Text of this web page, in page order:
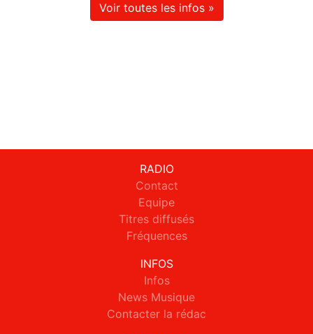
Voir toutes les infos »
RADIO
Contact
Equipe
Titres diffusés
Fréquences
INFOS
Infos
News Musique
Contacter la rédac